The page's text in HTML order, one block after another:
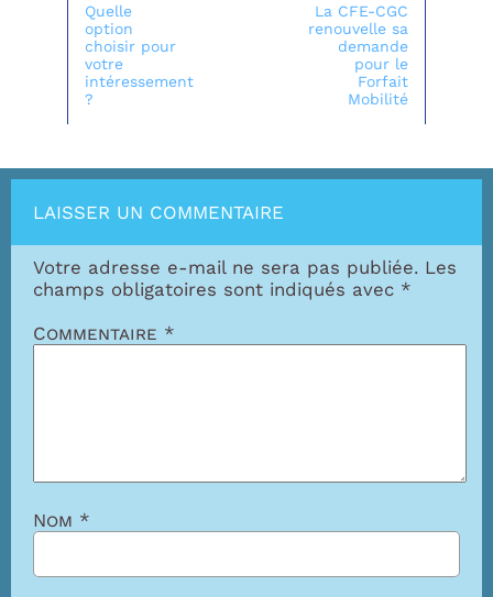
Quelle
option
choisir pour
votre
intéressement
?
La CFE-CGC
renouvelle sa
demande
pour le
Forfait
Mobilité
LAISSER UN COMMENTAIRE
Votre adresse e-mail ne sera pas publiée. Les
champs obligatoires sont indiqués avec *
Commentaire *
Nom *